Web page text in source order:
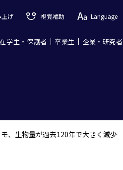
上げ 視覚補助 Language
在学生・保護者 卒業生 企業・研究者
、生物量が過去120年で大きく減少